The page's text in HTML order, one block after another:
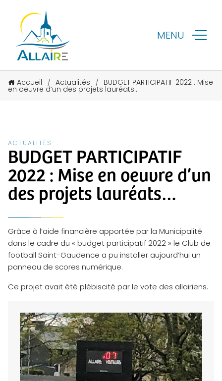
MENU
Accueil / Actualités / BUDGET PARTICIPATIF 2022 : Mise
en oeuvre d’un des projets lauréats…
ACTUALITÉS
BUDGET PARTICIPATIF
2022 : Mise en oeuvre d’un
des projets lauréats…
Grâce à l’aide financière apportée par la Municipalité
dans le cadre du « budget participatif 2022 » le Club de
football Saint-Gaudence a pu installer aujourd’hui un
panneau de scores numérique.
Ce projet avait été plébiscité par le vote des allairiens.